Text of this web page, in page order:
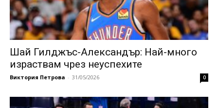
Шай Гилджъс-Александър: Най-много
израствам чрез неуспехите
Виктория Петрова - 31/05/2026 0